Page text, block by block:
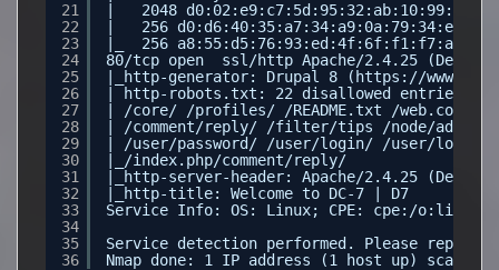
21
22
23
24
25
26
27
28
29
30
31
32
33
34
35
36
|   2048
|   256
|_  256
80/tcp open  ssl/http Apache/2.4.25 (Debian)
|_http-generator: Drupal 8 ( https://
| http-robots.txt: 22 disallowed entries (15
| /core/ /profiles/ /README.txt /
| /comment/reply/ /filter/tips /node/add/
| /user/password/ /user/login/ /user/
|_/index.php/comment/reply/
|_http-server-header: Apache/2.4.25 (Debian)
|_http-title: Welcome to DC-7 | D7
Service Info: OS: Linux; CPE: cpe:/
Service detection performed. Please
Nmap done: 1 IP address (1 host up) scanned